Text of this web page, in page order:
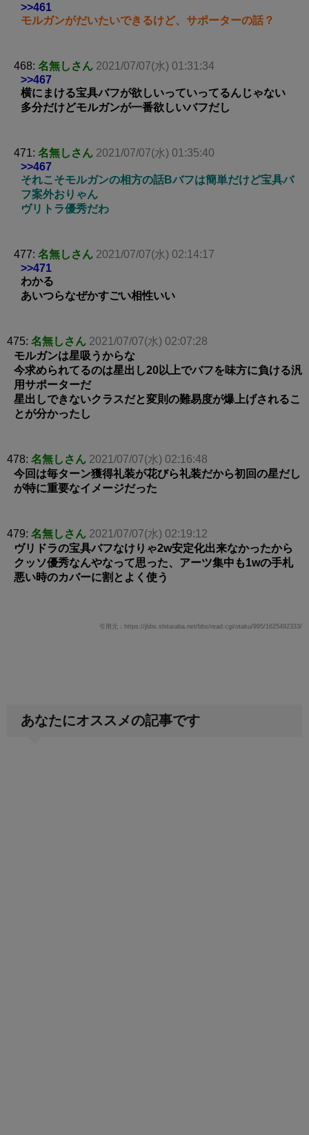
>>461
モルガンがだいたいできるけど、サポーターの話？
468: 名無しさん 2021/07/07(水) 01:31:34
>>467
横にまける宝具バフが欲しいっていってるんじゃない
多分だけどモルガンが一番欲しいバフだし
471: 名無しさん 2021/07/07(水) 01:35:40
>>467
それこそモルガンの相方の話Bバフは簡単だけど宝具バ
フ案外おりゃん
ヴリトラ優秀だわ
477: 名無しさん 2021/07/07(水) 02:14:17
>>471
わかる
あいつらなぜかすごい相性いい
475: 名無しさん 2021/07/07(水) 02:07:28
モルガンは星吸うからな
今求められてるのは星出し20以上でバフを味方に負ける汎
用サポーターだ
星出しできないクラスだと変則の難易度が爆上げされるこ
とが分かったし
478: 名無しさん 2021/07/07(水) 02:16:48
今回は毎ターン獲得礼装が花びら礼装だから初回の星だし
が特に重要なイメージだった
479: 名無しさん 2021/07/07(水) 02:19:12
ヴリドラの宝具バフなけりゃ2w安定化出来なかったから
クッソ優秀なんやなって思った、アーツ集中も1wの手札
悪い時のカバーに割とよく使う
引用元：https://jbbs.shitaraba.net/bbs/read.cgi/otaku/995/1625492333/
あなたにオススメの記事です